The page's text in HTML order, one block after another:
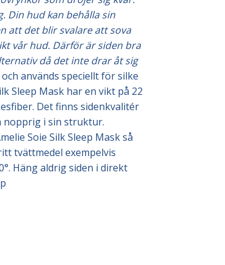
Din hud kan behålla sin
att det blir svalare att sova
vår hud. Därför är siden bra
då det inte drar åt sig
används speciellt för silke
Sleep Mask har en vikt på 22
Det finns sidenkvalitér
nopprig i sin struktur.
Soie Silk Sleep Mask så
tvättmedel exempelvis
Häng aldrig siden i direkt